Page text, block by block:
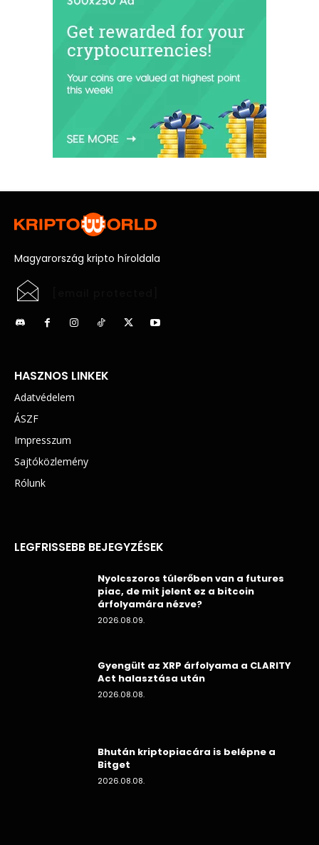
Magyarország kripto híroldala
HASZNOS LINKEK
Adatvédelem
ÁSZF
Impresszum
Sajtóközlemény
Rólunk
LEGFRISSEBB BEJEGYZÉSEK
Nyolcszoros túlerőben van a futures
piac, de mit jelent ez a bitcoin
árfolyamára nézve?
2026.08.09.
Gyengült az XRP árfolyama a CLARITY
Act halasztása után
2026.08.08.
Bhután kriptopiacára is belépne a
Bitget
2026.08.08.